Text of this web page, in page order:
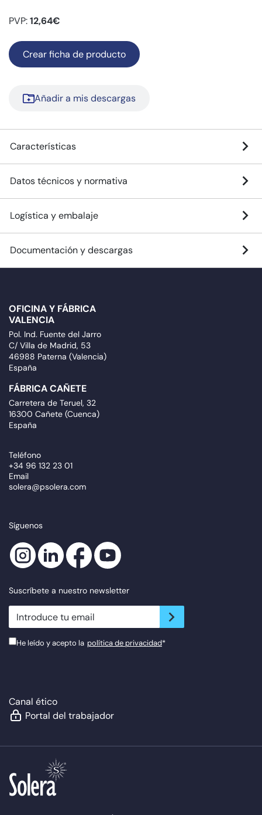
PVP:12,64€
Crear ficha de producto
Añadir a mis descargas
Características
Datos técnicos y normativa
Logística y embalaje
Documentación y descargas
OFICINA Y FÁBRICA
VALENCIA
Pol. Ind. Fuente del Jarro
C/ Villa de Madrid, 53
46988 Paterna (Valencia)
España
FÁBRICA CAÑETE
Carretera de Teruel, 32
16300 Cañete (Cuenca)
España
Teléfono
+34 96 132 23 01
Email
solera@psolera.com
Síguenos
Suscríbete a nuestro newsletter
newsletter.suscribe
He leído y acepto la política de privacidad*
Canal ético
Portal del trabajador